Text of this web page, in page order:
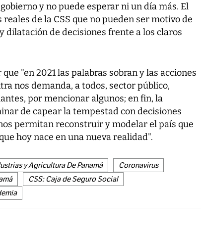
y no puede esperar ni un día más. El
de la CSS que no pueden ser motivo de
dilatación de decisiones frente a los claros
"en 2021 las palabras sobran y las acciones
nos demanda, a todos, sector público,
por mencionar algunos; en fin, la
de capear la tempestad con decisiones
permitan reconstruir y modelar el país que
hoy nace en una nueva realidad".
y Agricultura De Panamá
Coronavirus
CSS: Caja de Seguro Social